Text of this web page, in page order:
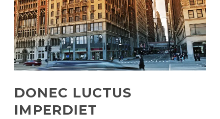
DONEC LUCTUS
IMPERDIET